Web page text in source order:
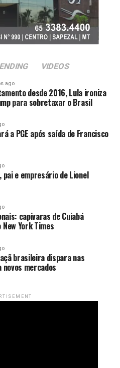
VIDEOS
ago
desde 2016, Lula ironiza
para sobretaxar o Brasil
a PGE após saída de Francisco
e empresário de Lionel
capivaras de Cuiabá
York Times
brasileira dispara nas
mercados